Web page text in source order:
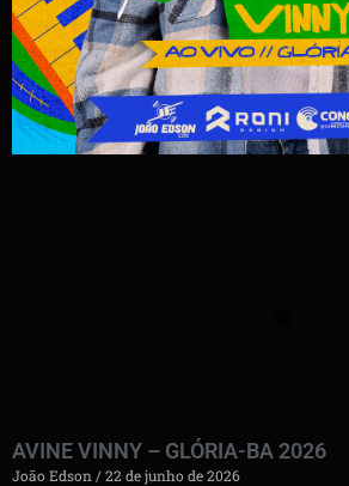
AVINE VINNY – GLÓRIA-BA 2026
João Edson 22 de junho de 2026